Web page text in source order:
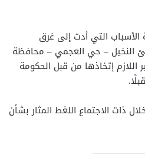
الأسباب التي أدت إلى غرق
النخيل – حي العجمي – محافظة
اللازم إتخاذها من قبل الحكومة
ذات الاجتماع اللغط المثار بشأن